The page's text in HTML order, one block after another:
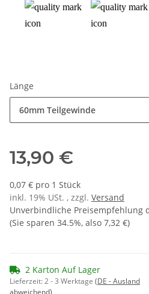
Länge
60mm Teilgewinde
13,90 €
0,07 € pro 1 Stück
inkl. 19% USt. , zzgl. Versand
Unverbindliche Preisempfehlung
(Sie sparen 34.5%, also 7,32 €)
2 Karton Auf Lager
Lieferzeit:2 - 3 Werktage (DE - Ausland
abweichend)